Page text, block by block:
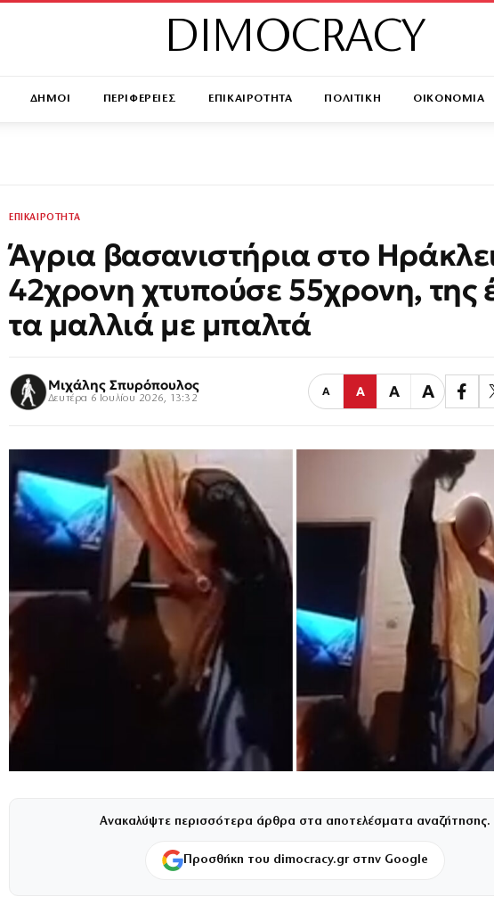
DIMOCRACY
ΔΗΜΟΙ ΠΕΡΙΦΕΡΕΙΕΣ ΕΠΙΚΑΙΡΟΤΗΤΑ ΠΟΛΙΤΙΚΗ ΟΙΚΟΝΟΜΙΑ
ΕΠΙΚΑΙΡΟΤΗΤΑ
Άγρια βασανιστήρια στο
42χρονη χτυπούσε 55χρονη, της
τα μαλλιά με μπαλτά
Μιχάλης Σπυρόπουλος
Δευτέρα 6 Ιουλίου 2026, 13:32
Α Α Α Α
Ανακαλύψτε περισσότερα άρθρα στα αποτελέσματα αναζήτησης.
Προσθήκη του dimocracy.gr στην Google